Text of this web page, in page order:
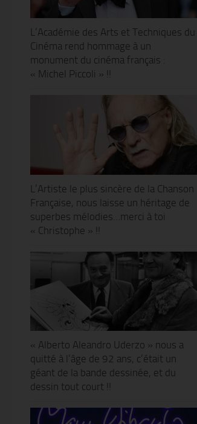
L’Académie des Arts et Techniques du
Cinéma rend hommage à un
monument du cinéma français :
« Michel Piccoli » !!
L’Artiste le plus sincère de la Chanson
Française, nous laisse un héritage de
superbes mélodies…merci à toi
« Christophe » !!
« Alberto Aleandro Uderzo » nous a
quitté à l’âge de 92 ans, c’était un
géant de la bande dessinée, et du
dessin tout court !!